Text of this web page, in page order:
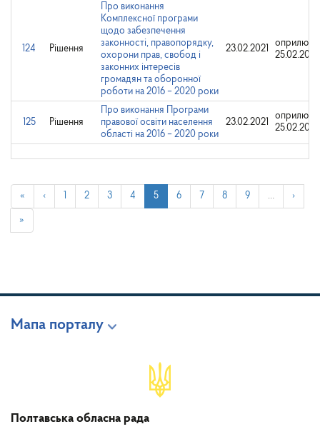
124 Рішення
Про виконання
Комплексної програми
щодо забезпечення
законності, правопорядку,
охорони прав, свобод і
законних інтересів
громадян та оборонної
роботи на 2016 – 2020 роки
23.02.2021
25.02.2021
125 Рішення
Про виконання Програми
правової освіти населення
області на 2016 – 2020 роки
23.02.2021
25.02.2021
« ‹ 2 3 4 5 6 7 8 9 … ›
»
Мапа порталу
Полтавська обласна рада